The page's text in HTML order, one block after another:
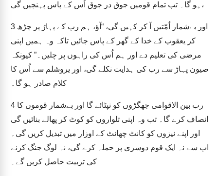
ہو گا۔ تب تمام قومیں جوق در جوق اُس کے پاس پہنچیں گی،
3
کر یعقوب کے خدا کے گھر کے پاس جائیں تاکہ وہ ہمیں اپنی
مرضی کی تعلیم دے اور ہم اُس کی راہوں پر چلیں۔” کیونکہ
صیون پہاڑ سے رب کی ہدایت نکلے گی، اور یروشلم سے اُس کا
کلام صادر ہو گا۔
4
انصاف کرے گا۔ تب وہ اپنی تلواروں کو کوٹ کر پھالے بنائیں گی
اور اپنے نیزوں کو کانٹ چھانٹ کے اوزار میں تبدیل کریں گی۔
اب سے نہ ایک قوم دوسری پر حملہ کرے گی، نہ لوگ جنگ کرنے
کی تربیت حاصل کریں گے۔